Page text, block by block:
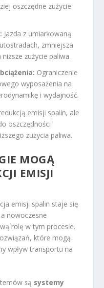
oszczędne zużycie
Jazda z umiarkowaną
zmniejsza
zużycie paliwa.
Ograniczenie
wyposażenia na
i wydajność.
emisji spalin, ale
oszczędności
zużycia paliwa.
MOGĄ
EMISJI
emisji spalin staje się
nowoczesne
rolę w tym procesie.
które mogą
wpływ transportu na
są systemy